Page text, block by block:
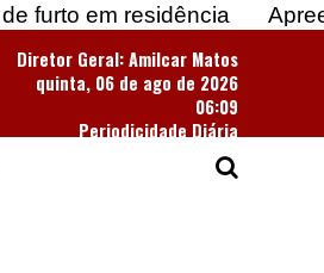
Apreendidas mais
Diretor Geral: Amilcar Matos
quinta, 06 de ago de 2026
06:09
Periodicidade Diária